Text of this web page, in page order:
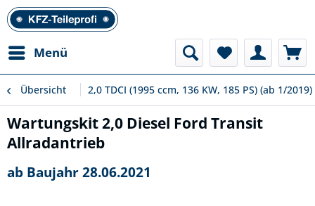
Menü
Übersicht 2,0 TDCI (1995 ccm, 136 KW, 185 PS) (ab 1/2019)
Wartungskit 2,0 Diesel Ford Transit
Allradantrieb
ab Baujahr 28.06.2021